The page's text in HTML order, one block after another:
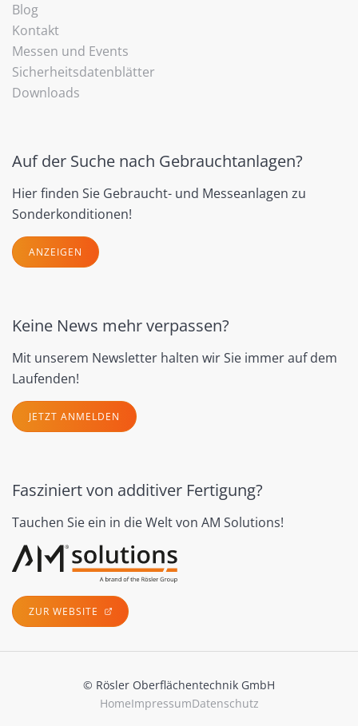
Blog
Kontakt
Messen und Events
Sicherheitsdatenblätter
Downloads
Auf der Suche nach Gebrauchtanlagen?
Hier finden Sie Gebraucht- und Messeanlagen zu
Sonderkonditionen!
ANZEIGEN
Keine News mehr verpassen?
Mit unserem Newsletter halten wir Sie immer auf dem
Laufenden!
JETZT ANMELDEN
Fasziniert von additiver Fertigung?
Tauchen Sie ein in die Welt von AM Solutions!
ZUR WEBSITE
© Rösler Oberflächentechnik GmbH
HomeImpressumDatenschutz